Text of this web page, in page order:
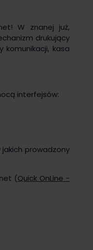
W znanej już,
drukujący
komunikacji, kasa
interfejsów:
prowadzony
(Quick OnLine -